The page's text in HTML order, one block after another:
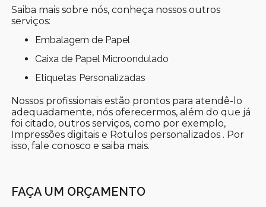
Saiba mais sobre nós, conheça nossos outros
serviços:
Embalagem de Papel
Caixa de Papel Microondulado
Etiquetas Personalizadas
Nossos profissionais estão prontos para atendê-lo
adequadamente, nós oferecermos, além do que já
foi citado, outros serviços, como por exemplo,
Impressões digitais e Rotulos personalizados . Por
isso, fale conosco e saiba mais.
FAÇA UM ORÇAMENTO